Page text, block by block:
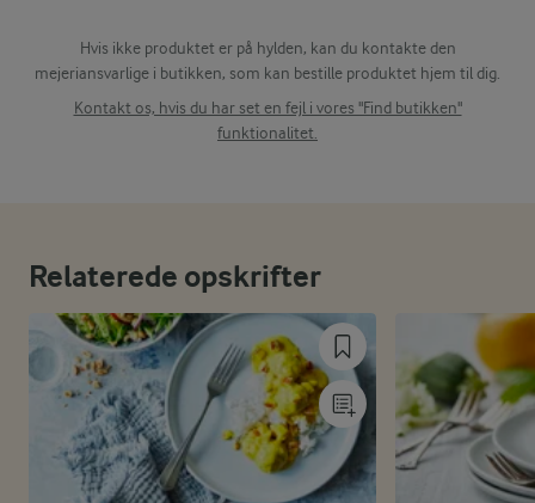
Hvis ikke produktet er på hylden, kan du kontakte den
mejeriansvarlige i butikken, som kan bestille produktet hjem til dig.
Kontakt os, hvis du har set en fejl i vores "Find butikken"
funktionalitet.
Relaterede opskrifter